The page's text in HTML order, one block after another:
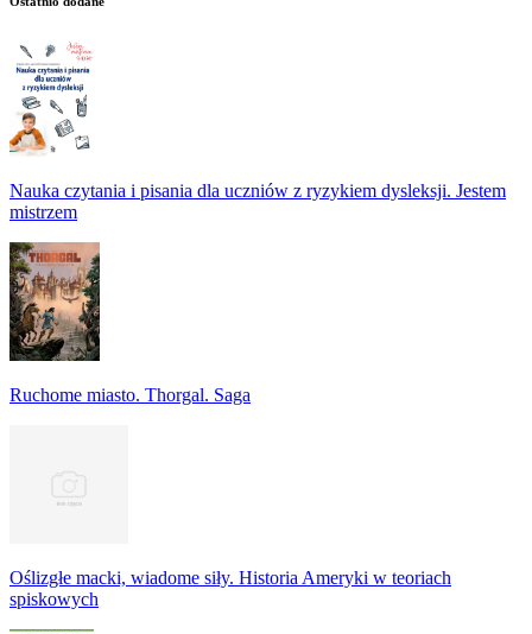
Nauka czytania i pisania dla uczniów z ryzykiem dysleksji. Jestem
mistrzem
Ruchome miasto. Thorgal. Saga
Oślizgłe macki, wiadome siły. Historia Ameryki w teoriach
spiskowych